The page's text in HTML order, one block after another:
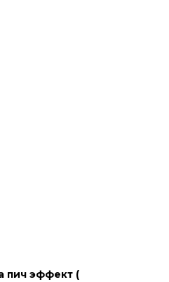
пич эффект (